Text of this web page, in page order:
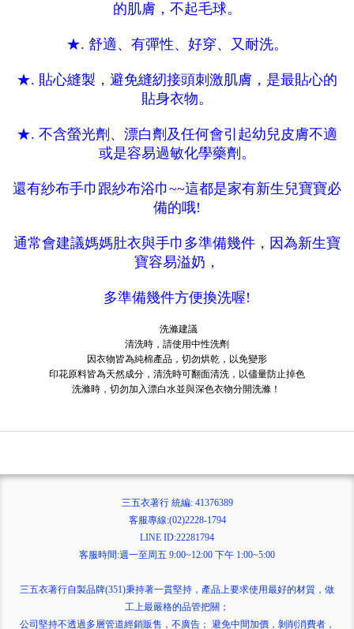
的肌膚，不起毛球。
★. 舒適、有彈性、好穿、又耐洗。
★. 貼心縫製，避免縫紉接頭刺激肌膚，是最貼心的
貼身衣物。
★. 不含螢光劑、漂白劑及任何會引起幼兒皮膚不適
或是容易過敏化學藥劑。
還有紗布手巾跟紗布浴巾~~這都是家有新生兒寶寶必
備的哦!
通常會建議媽媽肚衣與手巾多準備幾件，因為新生寶
寶容易溢奶，
多準備幾件方便換洗喔!
洗滌建議
清洗時，請使用中性洗劑
因衣物皆為純棉產品，切勿烘乾，以免變形
印花原料皆為天然成分，清洗時可翻面清洗，以儘量防止掉色
洗滌時，切勿加入漂白水並與深色衣物分開洗滌！
三五衣著行 統編: 41376389
客服專線:(02)2228-1794
LINE ID:22281794
客服時間:週一至周五 9:00~12:00 下午 1:00~5:00
三五衣著行自製品牌(351)秉持著一貫堅持，產品上要求使用最好的材質，做
工上最嚴格的品管把關；
公司堅持不透過多層管道經銷販售，不廣告； 避免中間加價，剝削消費者，